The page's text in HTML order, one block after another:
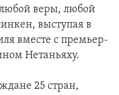
веры, любой
выступая в
вместе с премьер-
Нетаньяху.
25 стран,